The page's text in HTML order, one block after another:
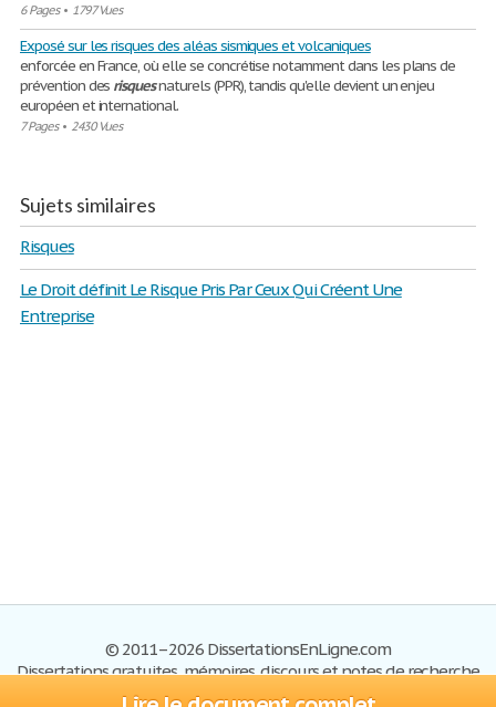
6 Pages• 1797 Vues
Exposé sur les risques des aléas sismiques et volcaniques
enforcée en France, où elle se concrétise notamment dans les plans de
prévention des risquesnaturels (PPR), tandis qu'elle devient un enjeu
européen et international.
7 Pages• 2430 Vues
Sujets similaires
Risques
Le Droit définit Le Risque Pris Par Ceux Qui Créent Une
Entreprise
© 2011–2026 DissertationsEnLigne.com
Dissertations gratuites, mémoires, discours et notes de recherche